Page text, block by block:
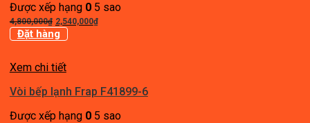
Được xếp hạng 05 sao
4,800,000₫ Giá
gốc
4,800,000₫.
2,540,000₫Giá
Đặt hàng
Xem chi tiết
Vòi bếp lạnh Frap F41899-6
Được xếp hạng 05 sao